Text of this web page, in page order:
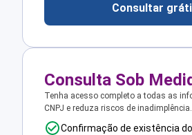
Consultar
Consulta Sob
Tenha acesso completo a todas as
CNPJ e reduza riscos de inadimplência.
Confirmação de existência do